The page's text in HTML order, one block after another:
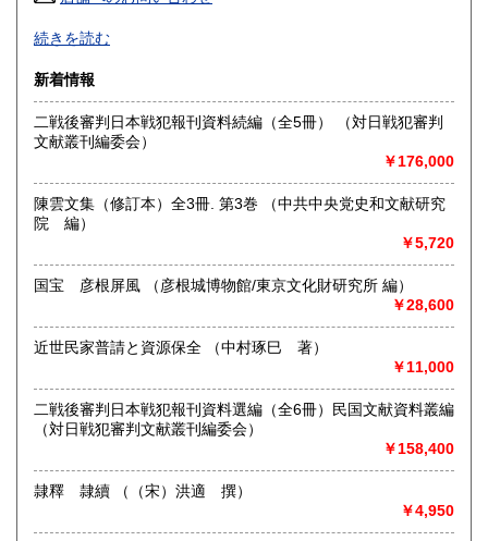
山口県 徳島県
香川県 1,430円
高知県 1,430円 福岡県 1,210円
1,210円
熊本県 1,210円 大分県 1,210円
宮崎県 1,210円 鹿児島県
沖縄県 1,650円
1969年創業の中国アジア関係の輸入書籍と国内書籍の専門店
です。
古書に関しましてはネット販売が中心のため大半の本は倉庫
に保管しております。
店舗に来られても現物ない事もございます。
ネットやFAXでのご注文をお願いいたします。
沿線名：福岡市営地下鉄箱崎線
最寄駅：呉服町駅下車、3番出口より徒歩5分
営業時間：月〜金 10:00〜17:00
定休日：日曜・祝日・土曜日休業。年末年始、夏季休暇は別
途お知らせします。
-
取り扱い分野
-
続きを読む
新着情報
二戦後審判日本戦犯報刊資料続編（全5冊） （対日戦犯審判
文献叢刊編委会）
￥176,000
陳雲文集（修訂本）全3冊. 第3巻 （中共中央党史和文献研究
院 編）
￥5,720
国宝 彦根屏風 （彦根城博物館/東京文化財研究所 編）
￥28,600
近世民家普請と資源保全 （中村琢巳 著）
￥11,000
二戦後審判日本戦犯報刊資料選編（全6冊）民国文献資料叢編
（対日戦犯審判文献叢刊編委会）
￥158,400
隷釋 隷續 （（宋）洪適 撰）
￥4,950